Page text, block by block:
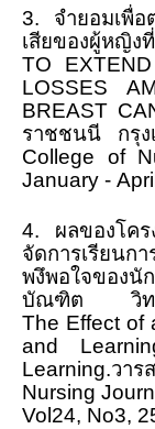
ประกาศ กรอ.
บริการด้านสุขภาพ
หน่วยบริการสุขภาพ
หน่วยบริการทันตกร
บริการให้การศึกษา
คลินิกวัยทีน
บริการด้านเงินสงเ
วินัยนักศึกษา
แนะแนวให้คำปรึก
นักศึกษาวิชาทหาร
3. จำยอมเพื่
เสียของผู้หญิง
TO
LOSSES
BREAST
ราชชนนี กรุง
College of
January -
4. ผลของโค
จัดการเรียนก
พงึพอใจของนั
บัณฑิต วิทยา
The Effect of
and
Learning.วาร
Nursing
Vol24, No3,